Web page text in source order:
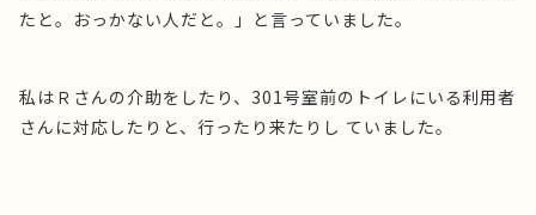
たと。おっかない人だと。」と言っていました。
私はＲさんの介助をしたり、301号室前のトイレにいる利用者
さんに対応したりと、行ったり来たりし ていました。